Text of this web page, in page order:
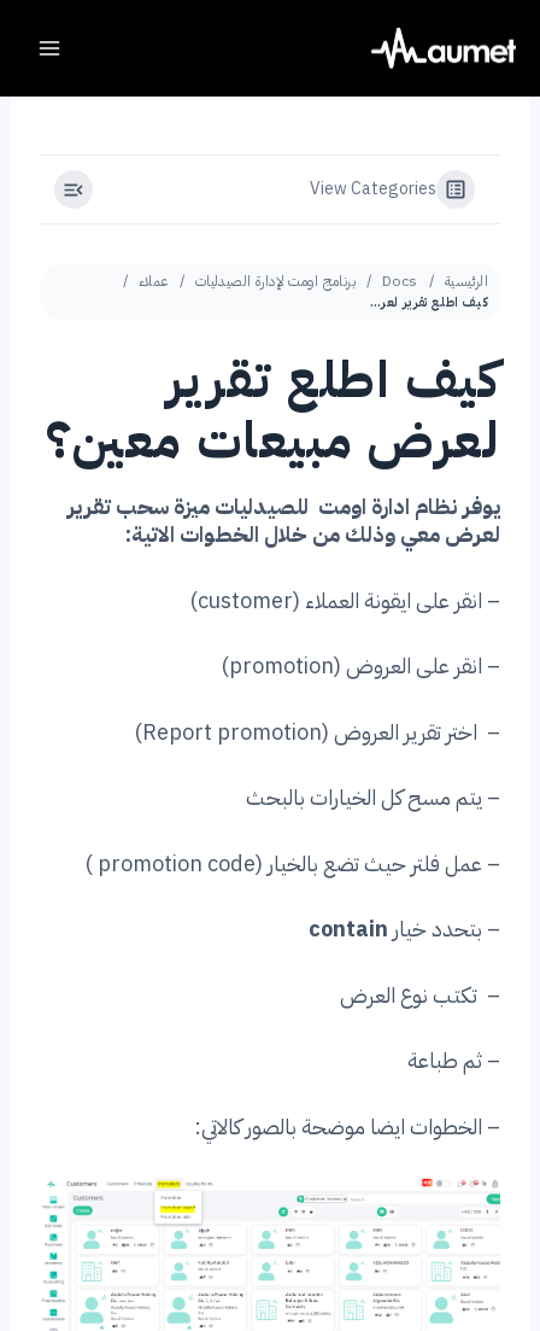
content
View Categories
الرئيسية Docs برنامج اومت لإدارة الصيدليات عملاء
كيف اطلع تقرير لعرض مبيعات معين؟
كيف اطلع تقرير
لعرض مبيعات معين؟
يوفر نظام ادارة اومت للصيدليات ميزة سحب تقرير
لعرض معي وذلك من خلال الخطوات الاتية:
– انقر على ايقونة العملاء (customer)
– انقر على العروض (promotion)
– اختر تقرير العروض (Report promotion)
– يتم مسح كل الخيارات بالبحث
– عمل فلتر حيث تضع بالخيار (promotion code )
– بتحدد خيار
– تكتب نوع العرض
– ثم طباعة
– الخطوات ايضا موضحة بالصور كالاتي: